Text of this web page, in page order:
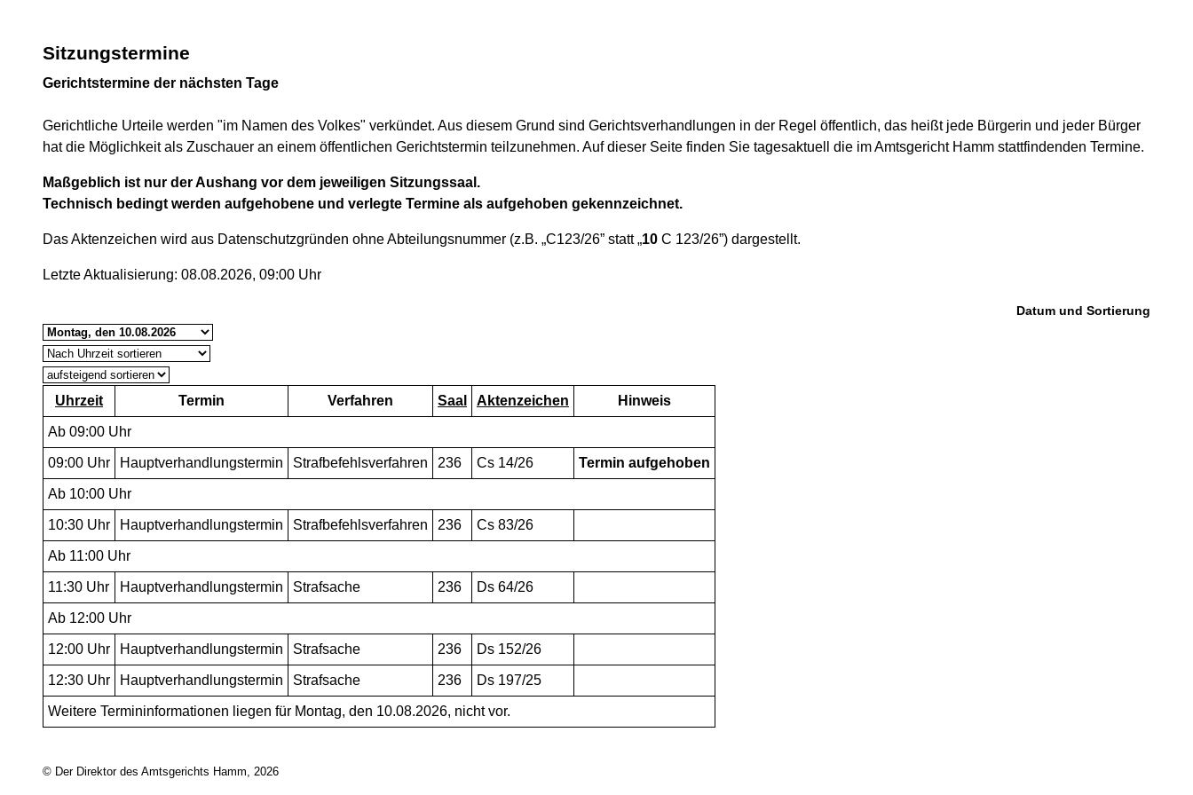
Sitzungstermine
Gerichtstermine der nächsten Tage
Gerichtliche Urteile werden "im Namen des Volkes" verkündet. Aus diesem Grund sind Gerichtsverhandlungen in der Regel öffentlich, das heißt jede Bürgerin und jeder Bürger
hat die Möglichkeit als Zuschauer an einem öffentlichen Gerichtstermin teilzunehmen. Auf dieser Seite finden Sie tagesaktuell die im Amtsgericht Hamm stattfindenden Termine.
Maßgeblich ist nur der Aushang vor dem jeweiligen Sitzungssaal.
Technisch bedingt werden aufgehobene und verlegte Termine als aufgehoben gekennzeichnet.
Das Aktenzeichen wird aus Datenschutzgründen ohne Abteilungsnummer (z.B. „C123/26” statt „10 C 123/26”) dargestellt.
Letzte Aktualisierung: 08.08.2026, 09:00 Uhr
Datum und Sortierung
Uhrzeit Termin Verfahren Saal Aktenzeichen Hinweis
Ab 09:00 Uhr
09:00 Uhr Hauptverhandlungstermin Strafbefehlsverfahren 236 Cs 14/26 Termin aufgehoben
Ab 10:00 Uhr
10:30 Uhr Hauptverhandlungstermin Strafbefehlsverfahren 236 Cs 83/26
Ab 11:00 Uhr
11:30 Uhr Hauptverhandlungstermin Strafsache 236 Ds 64/26
Ab 12:00 Uhr
12:00 Uhr Hauptverhandlungstermin Strafsache 236 Ds 152/26
12:30 Uhr Hauptverhandlungstermin Strafsache 236 Ds 197/25
Weitere Termininformationen liegen für Montag, den 10.08.2026, nicht vor.
© Der Direktor des Amtsgerichts Hamm, 2026